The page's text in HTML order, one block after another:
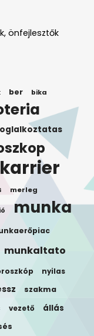
önfejlesztők
ber bika
karrier
merleg
munka
munkaltato
nyilas
szakma
vezető állás